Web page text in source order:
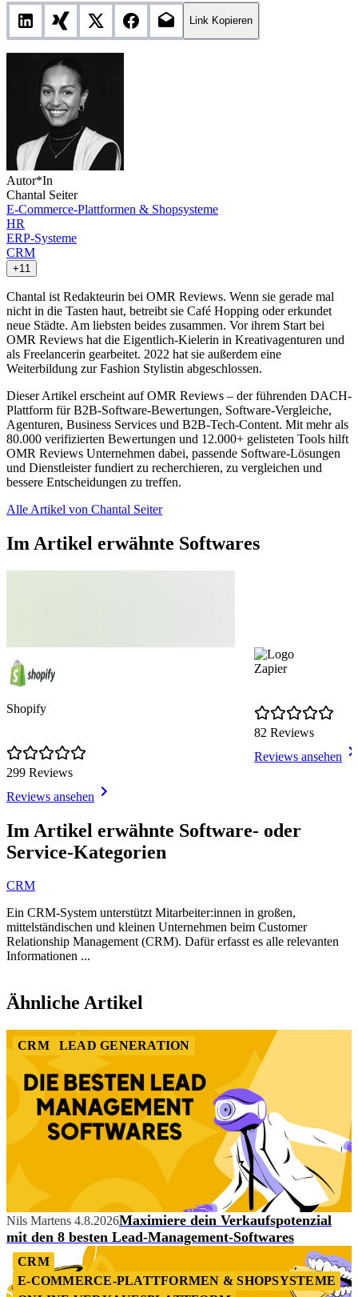
Link Kopieren
Autor*In
Chantal Seiter
E-Commerce-Plattformen & Shopsysteme
HR
ERP-Systeme
CRM
+11
Chantal ist Redakteurin bei OMR Reviews. Wenn sie gerade mal
nicht in die Tasten haut, betreibt sie Café Hopping oder erkundet
neue Städte. Am liebsten beides zusammen. Vor ihrem Start bei
OMR Reviews hat die Eigentlich-Kielerin in Kreativagenturen und
als Freelancerin gearbeitet. 2022 hat sie außerdem eine
Weiterbildung zur Fashion Stylistin abgeschlossen.
Dieser Artikel erscheint auf OMR Reviews – der führenden DACH-
Plattform für B2B-Software-Bewertungen, Software-Vergleiche,
Agenturen, Business Services und B2B-Tech-Content. Mit mehr als
80.000 verifizierten Bewertungen und 12.000+ gelisteten Tools hilft
OMR Reviews Unternehmen dabei, passende Software-Lösungen
und Dienstleister fundiert zu recherchieren, zu vergleichen und
bessere Entscheidungen zu treffen.
Alle Artikel von Chantal Seiter
Im Artikel erwähnte Softwares
Shopify
299 Reviews
Reviews ansehen
Zapier
82 Reviews
Reviews ansehen
1
of
7
Im Artikel erwähnte Software- oder
Service-Kategorien
CRM
Ein CRM-System unterstützt Mitarbeiter:innen in großen,
mittelständischen und kleinen Unternehmen beim Customer
Relationship Management (CRM). Dafür erfasst es alle relevanten
Informationen ...
1
of
Ähnliche Artikel
CRM LEAD GENERATION
Nils Martens 4.8.2026Maximiere dein Verkaufspotenzial
mit den 8 besten Lead-Management-Softwares
CRM
E-COMMERCE-PLATTFORMEN & SHOPSYSTEME